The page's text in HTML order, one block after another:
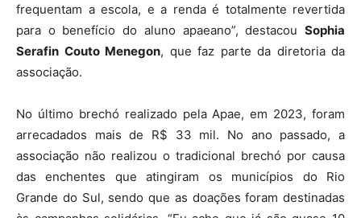
frequentam a escola, e a renda é totalmente revertida
para o benefício do aluno apaeano”, destacou Sophia
Serafin Couto Menegon, que faz parte da diretoria da
associação.
No último brechó realizado pela Apae, em 2023, foram
arrecadados mais de R$ 33 mil. No ano passado, a
associação não realizou o tradicional brechó por causa
das enchentes que atingiram os municípios do Rio
Grande do Sul, sendo que as doações foram destinadas